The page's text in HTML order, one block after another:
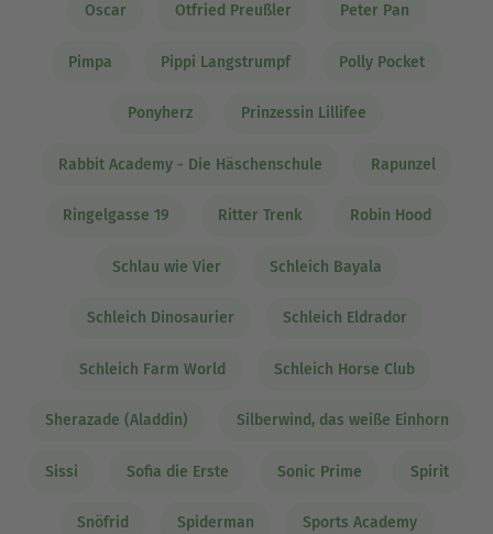
Oscar Otfried Preußler Peter Pan
Pimpa Pippi Langstrumpf Polly Pocket
Ponyherz Prinzessin Lillifee
Rabbit Academy - Die Häschenschule Rapunzel
Ringelgasse 19 Ritter Trenk Robin Hood
Schlau wie Vier Schleich Bayala
Schleich Dinosaurier Schleich Eldrador
Schleich Farm World Schleich Horse Club
Sherazade (Aladdin) Silberwind, das weiße Einhorn
Sissi Sofia die Erste Sonic Prime Spirit
Snöfrid Spiderman Sports Academy